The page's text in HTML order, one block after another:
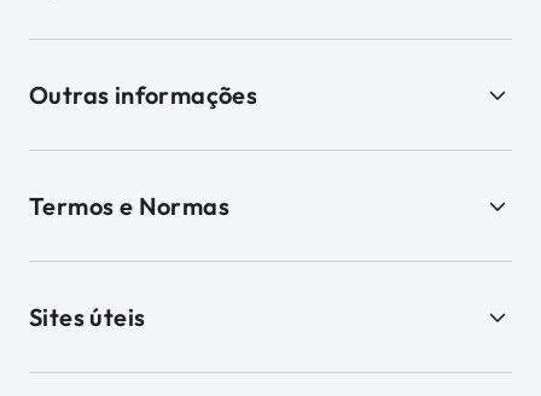
Outras informações
Termos e Normas
Sites úteis